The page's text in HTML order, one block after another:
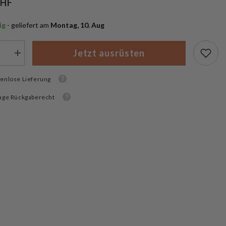
- geliefert am Montag, 10. Aug
Menge
Schweizer
Munitionskiste
Jetzt ausrüsten
Lieferung
Rückgaberecht